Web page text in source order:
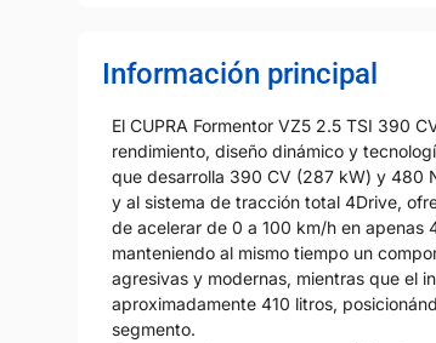
Información principal
El CUPRA Formentor VZ5 2.5 TSI 390
rendimiento, diseño dinámico y
que desarrolla 390 CV (287 kW) y 480
y al sistema de tracción total 4Drive,
de acelerar de 0 a 100 km/h en apenas
manteniendo al mismo tiempo un
agresivas y modernas, mientras que el
aproximadamente 410 litros,
segmento.